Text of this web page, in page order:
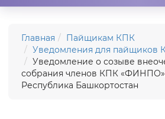
Главная
Пайщикам КПК
Уведомления для пайщиков
Уведомление о созыве
собрания членов КПК
Республика Башкортостан